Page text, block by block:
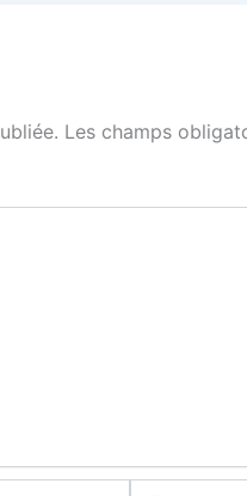
Les champs